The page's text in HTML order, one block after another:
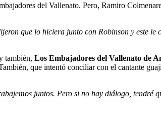
del Vallenato. Pero, Ramiro
que lo hiciera junto con Robinson y este le
también, Los Embajadores del Vallenato de
que intentó conciliar con el cantante
juntos. Pero si no hay diálogo, tendré